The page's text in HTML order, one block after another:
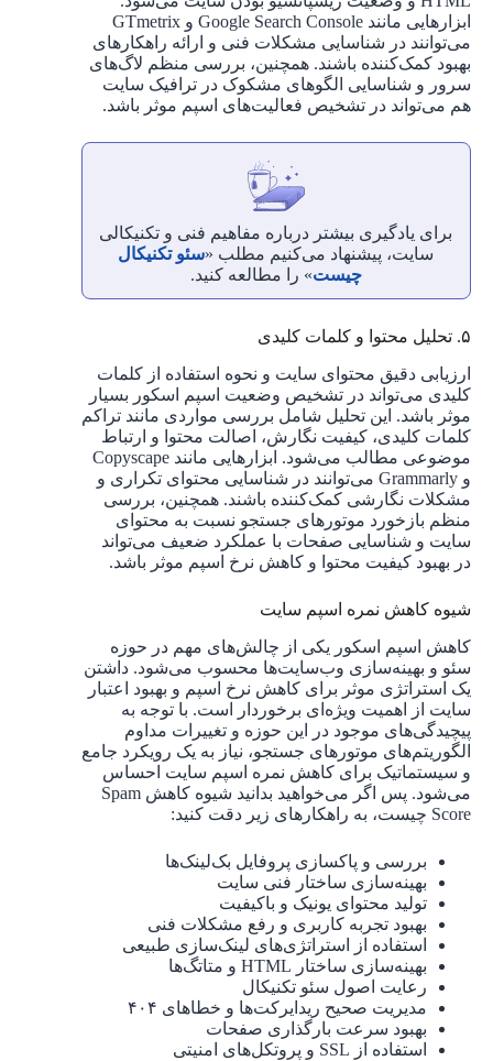
ابزارهایی مانند Google Search Console و GTmetrix
می‌توانند در شناسایی مشکلات فنی و ارائه راهکارهای
بهبود کمک‌کننده باشند. همچنین، بررسی منظم لاگ‌های
سرور و شناسایی الگوهای مشکوک در ترافیک سایت
هم می‌تواند در تشخیص فعالیت‌های اسپم موثر باشد.
برای یادگیری بیشتر درباره مفاهیم فنی و تکنیکالی
سایت، پیشنهاد می‌کنیم مطلب «سئو تکنیکال
چیست» را مطالعه کنید.
۵. تحلیل محتوا و کلمات کلیدی
ارزیابی دقیق محتوای سایت و نحوه استفاده از کلمات
کلیدی می‌تواند در تشخیص وضعیت اسپم اسکور بسیار
موثر باشد. این تحلیل شامل بررسی مواردی مانند تراکم
کلمات کلیدی، کیفیت نگارش، اصالت محتوا و ارتباط
موضوعی مطالب می‌شود. ابزارهایی مانند Copyscape
و Grammarly می‌توانند در شناسایی محتوای تکراری و
مشکلات نگارشی کمک‌کننده باشند. همچنین، بررسی
منظم بازخورد موتورهای جستجو نسبت به محتوای
سایت و شناسایی صفحات با عملکرد ضعیف می‌تواند
در بهبود کیفیت محتوا و کاهش نرخ اسپم موثر باشد.
شیوه کاهش نمره اسپم سایت
کاهش اسپم اسکور یکی از چالش‌های مهم در حوزه
سئو و بهینه‌سازی وب‌سایت‌ها محسوب می‌شود. داشتن
یک استراتژی موثر برای کاهش نرخ اسپم و بهبود اعتبار
سایت از اهمیت ویژه‌ای برخوردار است. با توجه به
پیچیدگی‌های موجود در این حوزه و تغییرات مداوم
الگوریتم‌های موتورهای جستجو، نیاز به یک رویکرد جامع
و سیستماتیک برای کاهش نمره اسپم سایت احساس
می‌شود. پس اگر می‌خواهید بدانید شیوه کاهش Spam
Score چیست، به راهکارهای زیر دقت کنید:
بررسی و پاکسازی پروفایل بک‌لینک‌ها
بهینه‌سازی ساختار فنی سایت
تولید محتوای یونیک و باکیفیت
بهبود تجربه کاربری و رفع مشکلات فنی
استفاده از استراتژی‌های لینک‌سازی طبیعی
بهینه‌سازی ساختار HTML و متاتگ‌ها
رعایت اصول سئو تکنیکال
مدیریت صحیح ریدایرکت‌ها و خطاهای ۴۰۴
بهبود سرعت بارگذاری صفحات
استفاده از SSL و پروتکل‌های امنیتی